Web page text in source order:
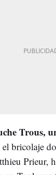
Trous,
bricolaje
Prieur,